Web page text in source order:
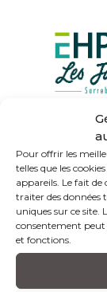
Pour offrir les
telles que les
appareils. Le fait
traiter des données
uniques sur ce site.
consentement peut
et fonctions.